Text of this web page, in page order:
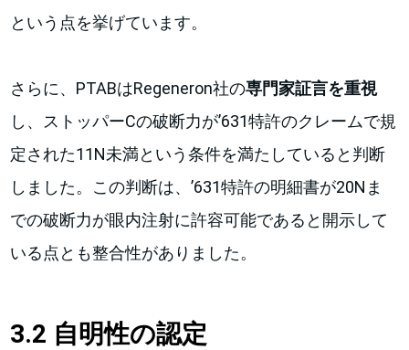
という点を挙げています。
さらに、PTABはRegeneron社の専門家証言を重視
し、ストッパーCの破断力が’631特許のクレームで規
定された11N未満という条件を満たしていると判断
しました。この判断は、’631特許の明細書が20Nま
での破断力が眼内注射に許容可能であると開示して
いる点とも整合性がありました。
3.2 自明性の認定